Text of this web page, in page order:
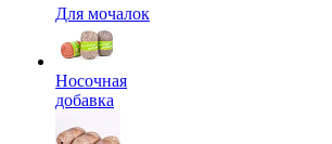
Для мочалок
Носочная
добавка